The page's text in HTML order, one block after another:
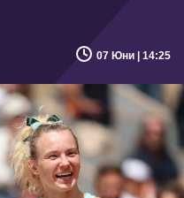
07 Юни | 14:25